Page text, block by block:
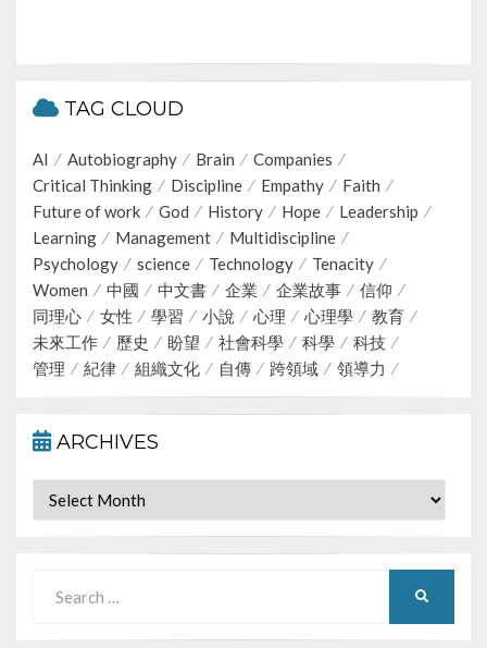
TAG CLOUD
AI Autobiography Brain
Companies
Critical Thinking
Discipline Empathy
Faith
Future of work
God History Hope
Leadership
Learning
Management
Multidiscipline
Psychology
science Technology
Tenacity
Women
中國 中文書 企業 企業故事
信仰
同理心
女性 學習 小說 心理 心理學
教育
未來工作
歷史 盼望 社會科學 科學
科技
管理
紀律 組織文化 自傳 跨領域 領導力
ARCHIVES
Archives
for: